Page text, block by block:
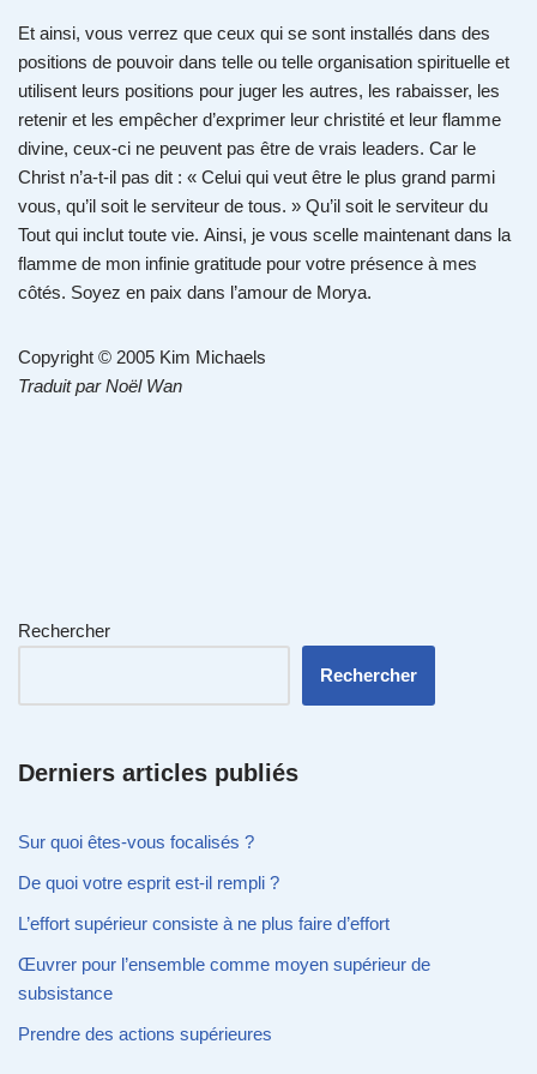
Et ainsi, vous verrez que ceux qui se sont installés dans des
positions de pouvoir dans telle ou telle organisation spirituelle et
utilisent leurs positions pour juger les autres, les rabaisser, les
retenir et les empêcher d’exprimer leur christité et leur flamme
divine, ceux-ci ne peuvent pas être de vrais leaders. Car le
Christ n’a-t-il pas dit : « Celui qui veut être le plus grand parmi
vous, qu’il soit le serviteur de tous. » Qu’il soit le serviteur du
Tout qui inclut toute vie. Ainsi, je vous scelle maintenant dans la
flamme de mon infinie gratitude pour votre présence à mes
côtés. Soyez en paix dans l’amour de Morya.
Copyright © 2005 Kim Michaels
Traduit par Noël Wan
Rechercher
Rechercher
Derniers articles publiés
Sur quoi êtes-vous focalisés ?
De quoi votre esprit est-il rempli ?
L’effort supérieur consiste à ne plus faire d’effort
Œuvrer pour l’ensemble comme moyen supérieur de
subsistance
Prendre des actions supérieures